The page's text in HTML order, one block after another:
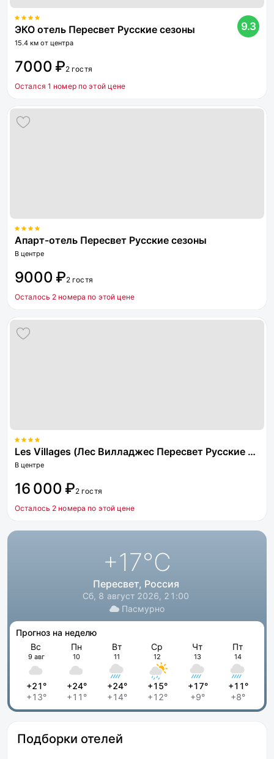
ЭКО отель Пересвет Русские сезоны
15.4 км от центра
9.3
7000 ₽2 гостя
Остался 1 номер по этой цене
Апарт-отель Пересвет Русские сезоны
В центре
9000 ₽2 гостя
Осталось 2 номера по этой цене
Les Villages (Лес Вилладжес Пересвет Русские сезоны)
В центре
16 000 ₽2 гостя
Осталось 2 номера по этой цене
+17°C
Пересвет, Россия
Сб, 8 август 2026, 21:00
Пасмурно
Прогноз на неделю
Вс
9 авг
+21°
+13°
Пн
10
+24°
+11°
Вт
11
+24°
+14°
Ср
12
+15°
+12°
Чт
13
+17°
+9°
Пт
14
+11°
+8°
Подборки отелей